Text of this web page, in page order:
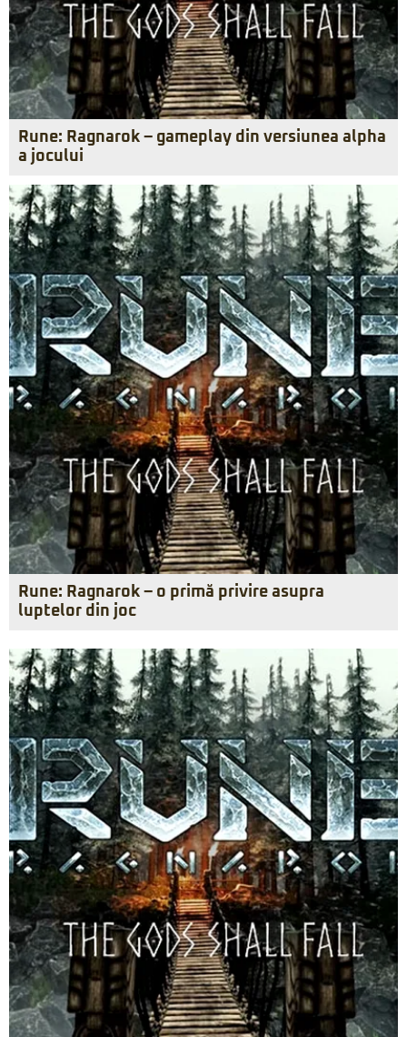
Rune: Ragnarok – gameplay din versiunea alpha
a jocului
Rune: Ragnarok – o primă privire asupra
luptelor din joc